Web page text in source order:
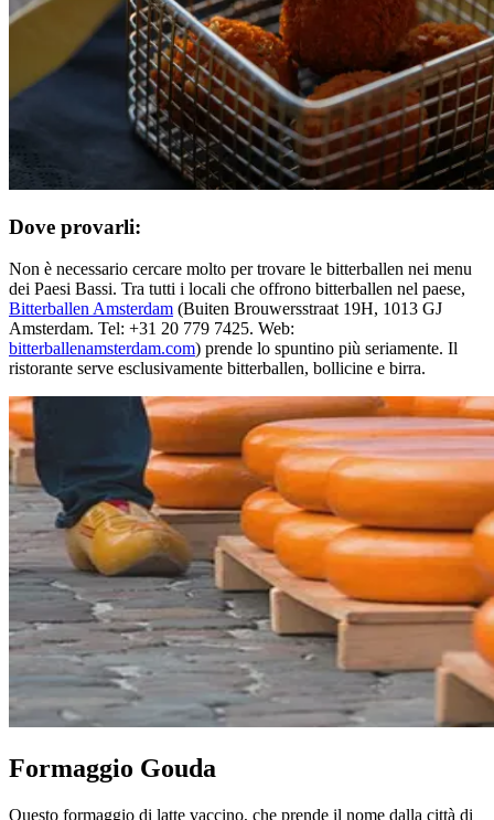
Dove provarli:
Non è necessario cercare molto per trovare le bitterballen nei menu
dei Paesi Bassi. Tra tutti i locali che offrono bitterballen nel paese,
Bitterballen Amsterdam (Buiten Brouwersstraat 19H, 1013 GJ
Amsterdam. Tel: +31 20 779 7425. Web:
bitterballenamsterdam.com) prende lo spuntino più seriamente. Il
ristorante serve esclusivamente bitterballen, bollicine e birra.
Formaggio Gouda
Questo formaggio di latte vaccino, che prende il nome dalla città di